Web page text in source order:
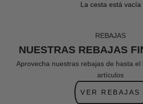
La cesta está vacía
REBAJAS
NUESTRAS REBAJAS
Aprovecha nuestras rebajas de hasta el
artículos
VER REBAJAS